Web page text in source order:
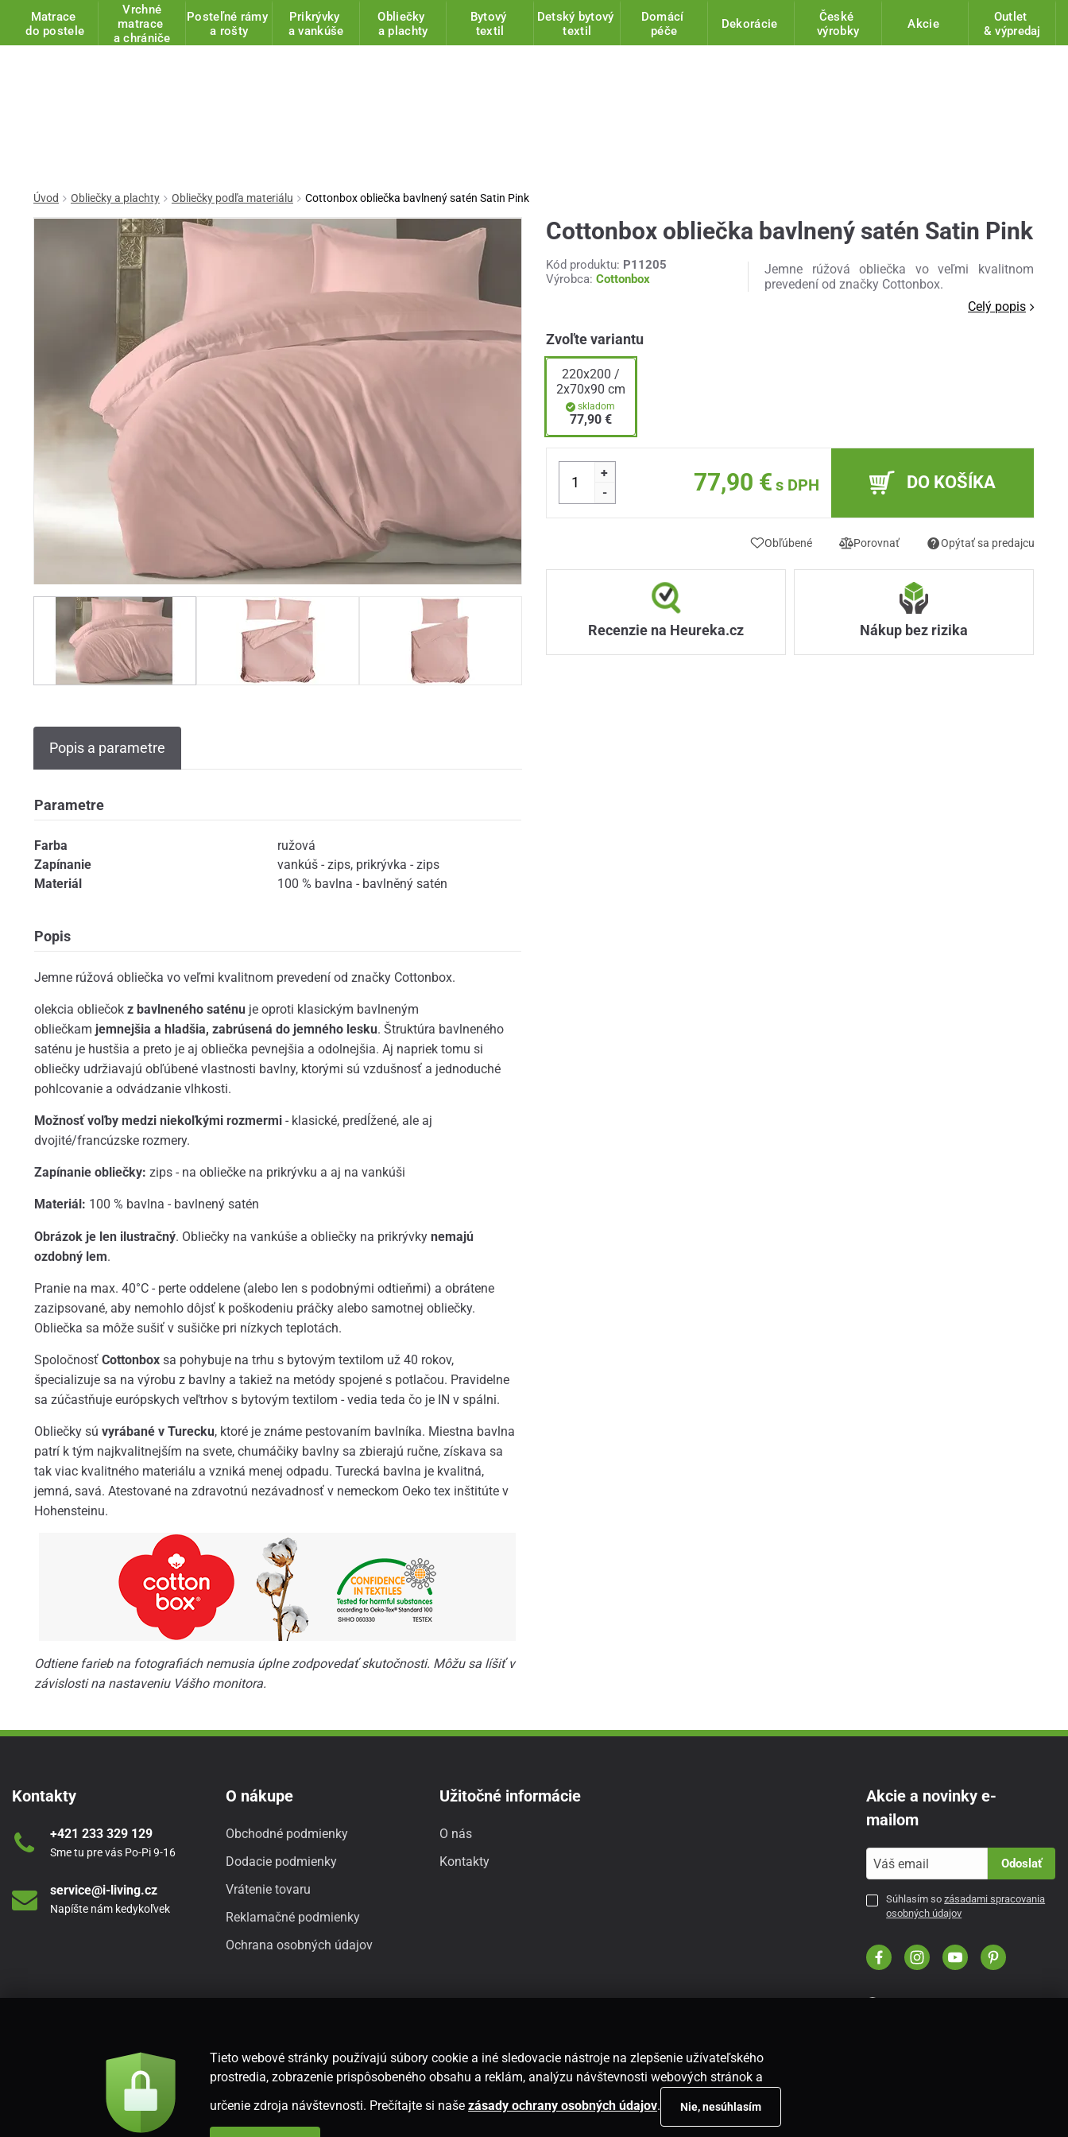
Matrace
do postele
Vrchné
matrace
a chrániče
Posteľné rámy
a rošty
Prikrývky
a vankúše
Obliečky
a plachty
Bytový
textil
Detský bytový
textil
Domácí
péče
Dekorácie
České
výrobky
Akcie
Outlet
& výpredaj
Úvod Obliečky a plachty Obliečky podľa materiálu Cottonbox obliečka bavlnený satén Satin Pink
Popis a parametre
Parametre
Farba
ružová
Zapínanie
vankúš - zips, prikrývka - zips
Materiál
100 % bavlna - bavlněný satén
Popis
Jemne rúžová obliečka vo veľmi kvalitnom prevedení od značky Cottonbox.
olekcia obliečokz bavlneného saténuje oproti klasickým bavlneným
obliečkam jemnejšia a hladšia, zabrúsená do jemného lesku. Štruktúra bavlneného
saténu je hustšia a preto je aj obliečka pevnejšia a odolnejšia. Aj napriek tomu si
obliečky udržiavajú obľúbené vlastnosti bavlny, ktorými sú vzdušnosť a jednoduché
pohlcovanie a odvádzanie vlhkosti.
Možnosť voľby medzi niekoľkými rozmermi- klasické, predĺžené, ale aj
dvojité/francúzske rozmery.
Zapínanie obliečky: zips - na obliečke na prikrývku a aj na vankúši
Materiál: 100 % bavlna - bavlnený satén
Obrázok je len ilustračný. Obliečky na vankúše a obliečky na prikrývky nemajú
ozdobný lem.
Pranie na max. 40°C - perte oddelene (alebo len s podobnými odtieňmi) a obrátene
zazipsované, aby nemohlo dôjsť k poškodeniu práčky alebo samotnej obliečky.
Obliečka sa môže sušiť v sušičke pri nízkych teplotách.
Spoločnosť Cottonboxsa pohybuje na trhu s bytovým textilom už 40 rokov,
špecializuje sa na výrobu z bavlny a takiež na metódy spojené s potlačou. Pravidelne
sa zúčastňuje európskych veľtrhov s bytovým textilom - vedia teda čo je IN v spálni.
Obliečky sú vyrábané v Turecku, ktoré je známe pestovaním bavlníka. Miestna bavlna
patrí k tým najkvalitnejším na svete, chumáčiky bavlny sa zbierajú ručne, získava sa
tak viac kvalitného materiálu a vzniká menej odpadu. Turecká bavlna je kvalitná,
jemná, savá. Atestované na zdravotnú nezávadnosť v nemeckom Oeko tex inštitúte v
Hohensteinu.
Odtiene farieb na fotografiách nemusia úplne zodpovedať skutočnosti. Môžu sa líšiť v
závislosti na nastaveniu Vášho monitora.
Cottonbox obliečka bavlnený satén Satin Pink
Kód produktu: P11205
Výrobca: Cottonbox
Jemne rúžová obliečka vo veľmi kvalitnom
prevedení od značky Cottonbox.
Celý popis
Zvoľte variantu
220x200 /
2x70x90 cm
skladom
77,90 €
+
-
77,90 € s DPH DO KOŠÍKA
Obľúbené Porovnať Opýtať sa predajcu
Recenzie na Heureka.cz Nákup bez rizika
Kontakty
+421 233 329 129
Sme tu pre vás Po-Pi 9-16
service@i-living.cz
Napíšte nám kedykoľvek
O nákupe
Obchodné podmienky
Dodacie podmienky
Vrátenie tovaru
Reklamačné podmienky
Ochrana osobných údajov
Užitočné informácie
O nás
Kontakty
Akcie a novinky e-
mailom
Odoslať
Súhlasím sozásadami spracovania
osobných údajov
Tieto webové stránky používajú súbory cookie a iné sledovacie nástroje na zlepšenie užívateľského
prostredia, zobrazenie prispôsobeného obsahu a reklám, analýzu návštevnosti webových stránok a
určenie zdroja návštevnosti. Prečítajte si naše zásady ochrany osobných údajov. Nie, nesúhlasím